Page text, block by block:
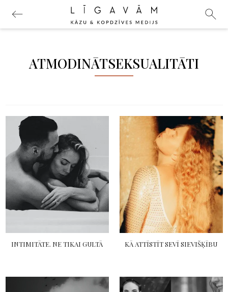
ATMODINĀTSEKSUALITĀTI
INTIMITĀTE. NE TIKAI GULTĀ KĀ ATTĪSTĪT SEVĪ SIEVIŠĶĪBU